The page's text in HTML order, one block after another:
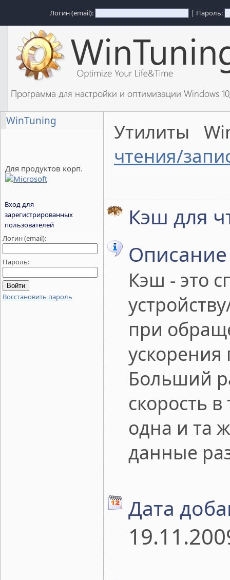
Логин (email): | Пароль:
Программа для настройки и оптимизации Windows
WinTuning
Для продуктов корп.
Вход для
зарегистрированных
пользователей
Логин (email):
Пароль:
Восстановить пароль
Утилиты
чтения/
Кэш для
Кэш - это
при
Больший
скорость
одна и та
данные
Дата